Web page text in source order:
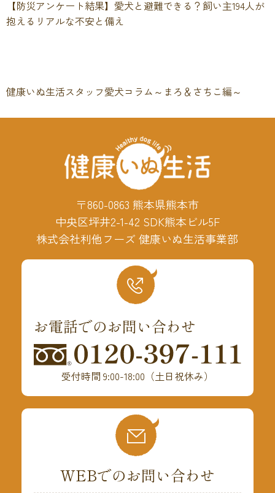
【防災アンケート結果】愛犬と避難できる？飼い主194人が
抱えるリアルな不安と備え
健康いぬ生活スタッフ愛犬コラム～まろ＆さちこ編～
〒860-0863 熊本県熊本市
中央区坪井2-1-42 SDK熊本ビル5F
株式会社利他フーズ 健康いぬ生活事業部
お電話でのお問い合わせ
受付時間 9:00-18:00（土日祝休み）
WEBでのお問い合わせ